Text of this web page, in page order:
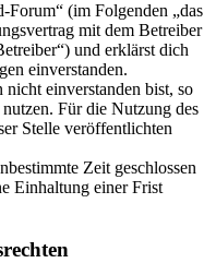
(im Folgenden „das
mit dem Betreiber
und erklärst dich
einverstanden.
einverstanden bist, so
Für die Nutzung des
Stelle veröffentlichten
Zeit geschlossen
Einhaltung einer Frist